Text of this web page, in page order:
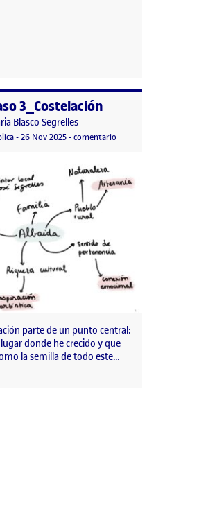
metodológica.
3_Costelación
por
Blasco Segrelles
-Fecha de publicación
26 Nov 2025-comentario
parte de un punto central:
donde he crecido y que
la semilla de todo este…